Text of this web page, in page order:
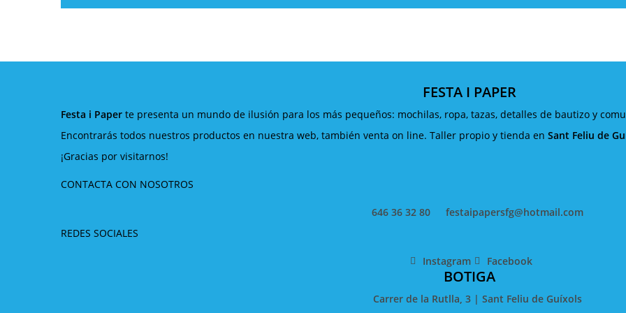
FESTA I PAPER
Festa i Paper te presenta un mundo de ilusión para los más pequeños: mochilas, ropa, tazas, detalles de bautizo y
Encontrarás todos nuestros productos en nuestra web, también venta on line. Taller propio y tienda en Sant Feliu de
¡Gracias por visitarnos!
CONTACTA CON NOSOTROS
646 36 32 80
festaipapersfg@hotmail.com
REDES SOCIALES
Instagram Facebook
BOTIGA
Carrer de la Rutlla, 3 | Sant Feliu de Guíxols